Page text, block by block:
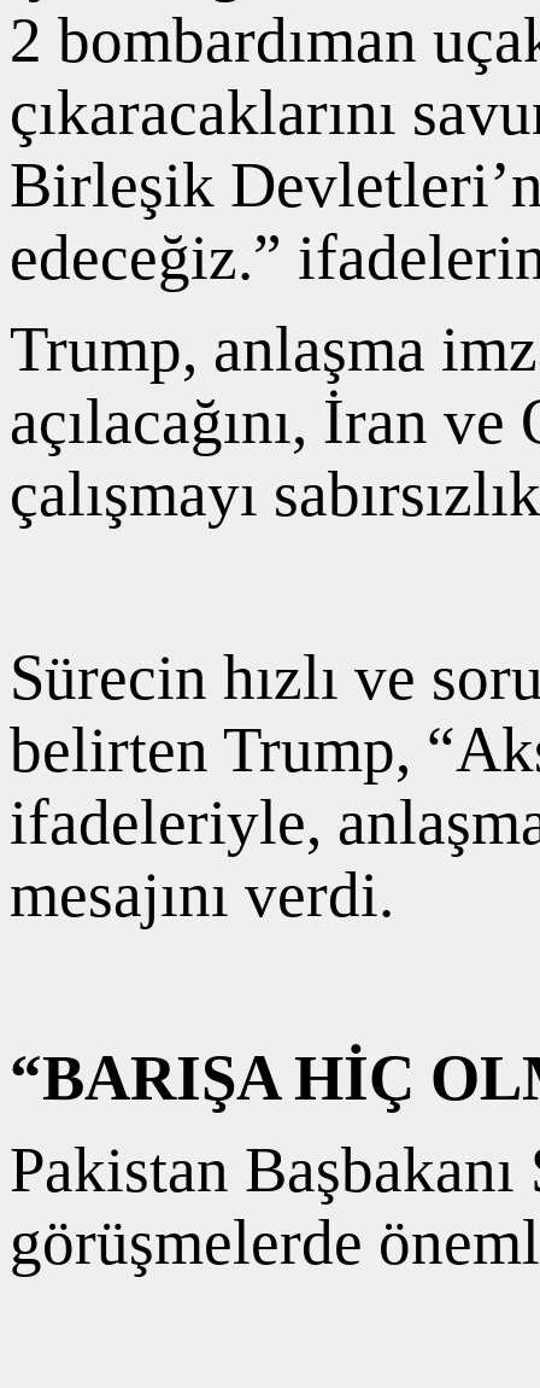
2 bombardıman
çıkaracaklarını
Birleşik
edeceğiz.”
Trump, anlaşma
açılacağını, İran
çalışmayı
Sürecin hızlı ve
belirten Trump,
ifadeleriyle,
mesajını verdi.
“BARIŞA HİÇ
Pakistan
görüşmelerde